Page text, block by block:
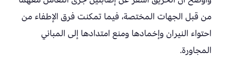
من قبل الجهات المختصة، فيما تمكنت فرق الإطفاء من
احتواء النيران وإخمادها ومنع امتدادها إلى المباني
المجاورة.